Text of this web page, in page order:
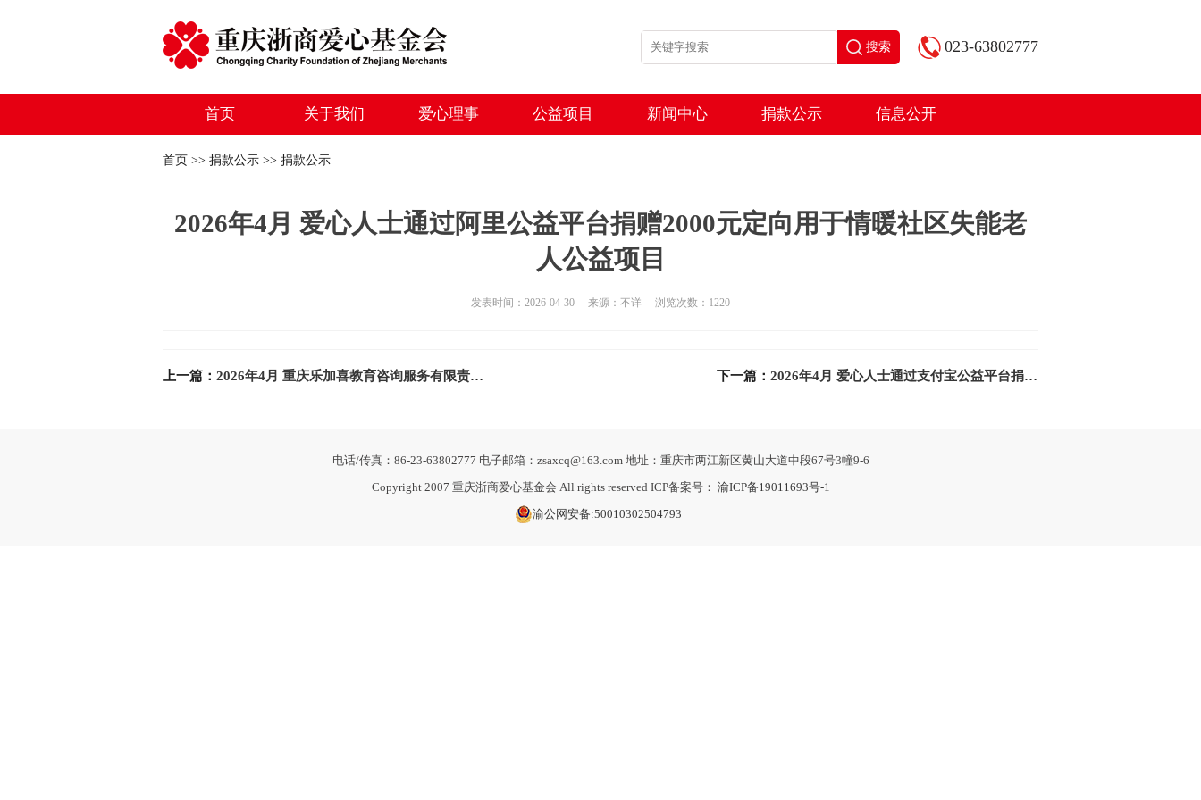
搜索 023-63802777
首页 关于我们 爱心理事 公益项目 新闻中心 捐款公示 信息公开
首页 >> 捐款公示 >> 捐款公示
2026年4月 爱心人士通过阿里公益平台捐赠2000元定向用于情暖社区失能老
人公益项目
发表时间：2026-04-30 来源：不详 浏览次数：1220
上一篇： 2026年4月 重庆乐加喜教育咨询服务有限责任公司定向捐赠30000元用于助医奇恩公益项目 下一篇： 2026年4月 爱心人士通过支付宝公益平台捐赠8000元定向用于山区儿童关爱计划公益项目
电话/传真：86-23-63802777 电子邮箱：zsaxcq@163.com 地址：重庆市两江新区黄山大道中段67号3幢9-6
Copyright 2007 重庆浙商爱心基金会 All rights reserved ICP备案号： 渝ICP备19011693号-1
渝公网安备:50010302504793